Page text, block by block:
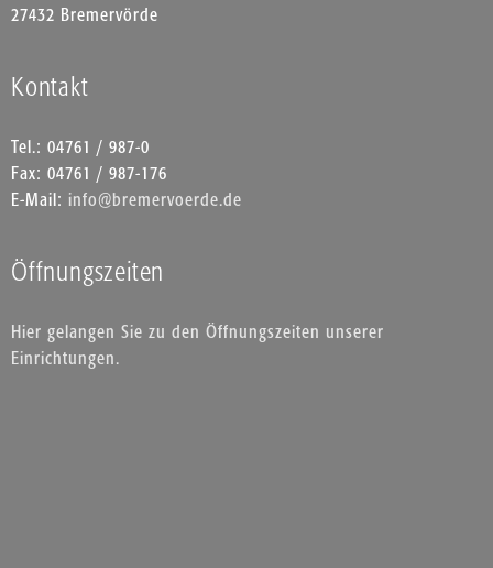
27432 Bremervörde
Kontakt
Tel.: 04761 / 987-0
Fax: 04761 / 987-176
E-Mail: info@bremervoerde.de
Öffnungszeiten
Hier gelangen Sie zu den Öffnungszeiten unserer
Einrichtungen.